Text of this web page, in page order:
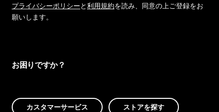
プライバシーポリシーと利用規約を読み、同意の上ご登録をお
願いします。
お困りですか？
カスタマーサービス ストアを探す